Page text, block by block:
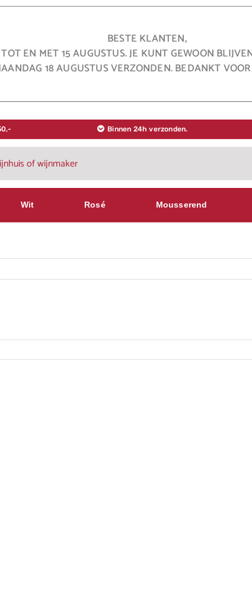
BESTE KLANTEN,
EN MET 15 AUGUSTUS. JE KUNT GEWOON
18 AUGUSTUS VERZONDEN. BEDANKT VOOR
Binnen 24h verzonden.
Wit Rosé Mousserend